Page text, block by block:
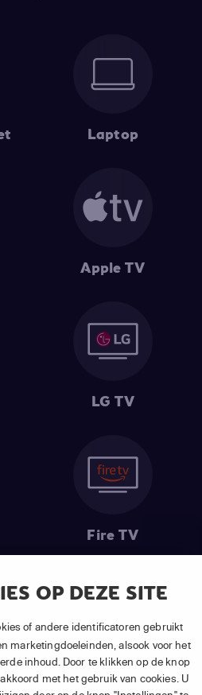
OP DEZE SITE
of andere identificatoren gebruikt
marketingdoeleinden, alsook voor het
inhoud. Door te klikken op de knop
met het gebruik van cookies. U
Laptop
Apple TV
LG TV
Fire TV
: Geldig op alle nieuwe abonnementen
Light, Basic of Plus.
: Incl. BTW.
voorvolgende zendersafhankelijk
gekozen pakket.